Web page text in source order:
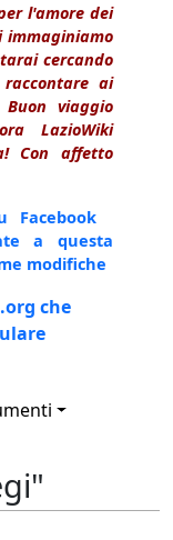
l'amore dei
immaginiamo
cercando
ai
viaggio
LazioWiki
Con affetto
Facebook
a questa
modifiche
che